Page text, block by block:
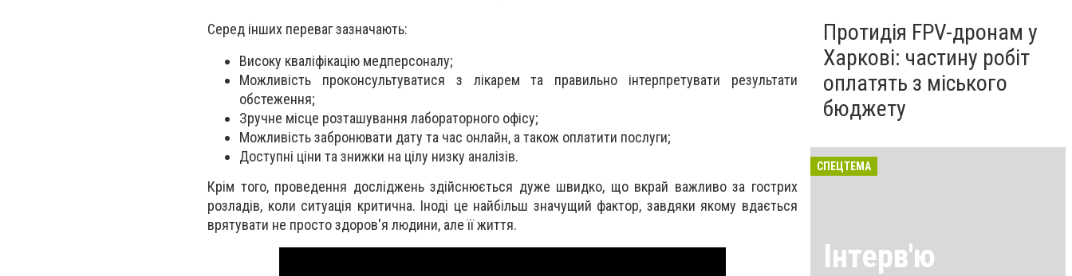
Серед інших переваг зазначають:
Високу кваліфікацію медперсоналу;
Можливість проконсультуватися з лікарем та правильно інтерпретувати результати
обстеження;
Зручне місце розташування лабораторного офісу;
Можливість забронювати дату та час онлайн, а також оплатити послуги;
Доступні ціни та знижки на цілу низку аналізів.
Крім того, проведення досліджень здійснюється дуже швидко, що вкрай важливо за гострих
розладів, коли ситуація критична. Іноді це найбільш значущий фактор, завдяки якому вдається
врятувати не просто здоров'я людини, але її життя.
Протидія FPV-дронам у
Харкові: частину робіт
оплатять з міського
бюджету
СПЕЦТЕМА
Інтерв'ю